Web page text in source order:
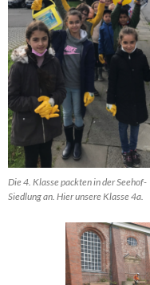
Die 4. Klasse packten in der Seehof-
Siedlung an. Hier unsere Klasse 4a.